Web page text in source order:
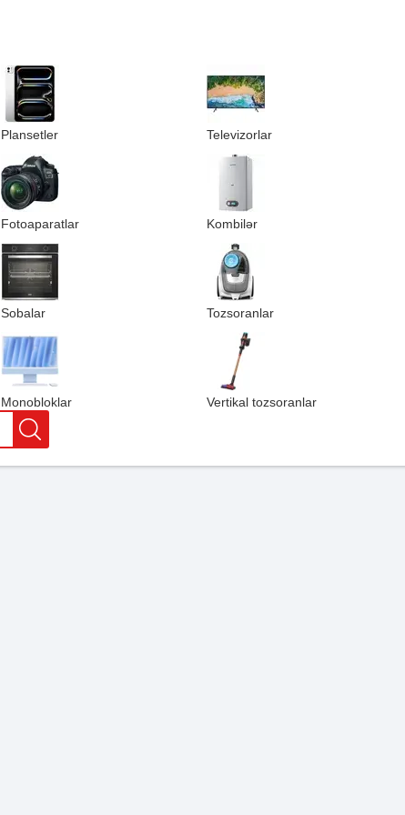
Plansetler Televizorlar
Fotoaparatlar Kombilər
Sobalar Tozsoranlar
Monobloklar Vertikal tozsoranlar